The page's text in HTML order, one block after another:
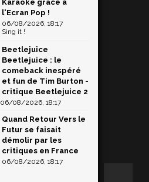
Karaoké grâce à
l'Ecran Pop !
06/08/2026, 18:17
Sing it !
Beetlejuice
Beetlejuice : le
comeback inespéré
et fun de Tim Burton -
critique Beetlejuice 2
06/08/2026, 18:17
Quand Retour Vers le
Futur se faisait
démolir par les
critiques en France
06/08/2026, 18:17